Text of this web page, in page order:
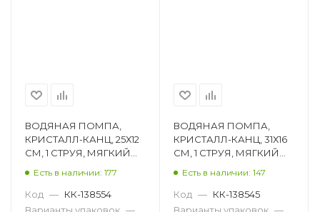
ВОДЯНАЯ ПОМПА,
КРИСТАЛЛ-КАНЦ, 25Х12
СМ, 1 СТРУЯ, МЯГКИЙ
Есть в наличии: 177
Код — КК-138554
ВОДЯНАЯ ПОМПА,
КРИСТАЛЛ-КАНЦ, 31Х16
СМ, 1 СТРУЯ, МЯГКИЙ
Есть в наличии: 147
Код — КК-138545